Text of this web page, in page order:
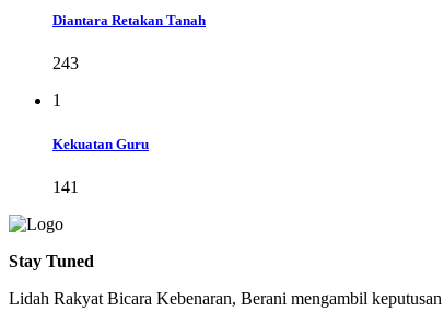
Diantara Retakan Tanah
243
1
Kekuatan Guru
141
Stay Tuned
Lidah Rakyat Bicara Kebenaran, Berani mengambil